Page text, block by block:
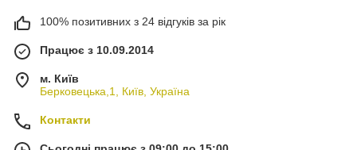
100% позитивних з 24 відгуків за рік
Працює з 10.09.2014
м. Київ
Берковецька,1, Київ, Україна
Контакти